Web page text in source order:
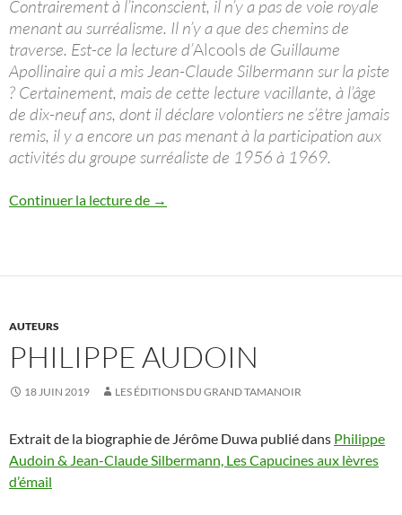
Contrairement à l’inconscient, il n’y a pas de voie royale
menant au surréalisme. Il n’y a que des chemins de
traverse. Est-ce la lecture d’Alcools de Guillaume
Apollinaire qui a mis Jean-Claude Silbermann sur la piste
? Certainement, mais de cette lecture vacillante, à l’âge
de dix-neuf ans, dont il déclare volontiers ne s’être jamais
remis, il y a encore un pas menant à la participation aux
activités du groupe surréaliste de 1956 à 1969.
Continuer la lecture de Jean-Claude Silbermann
→
AUTEURS
PHILIPPE AUDOIN
18 JUIN 2019 LES ÉDITIONS DU GRAND TAMANOIR
Extrait de la biographie de Jérôme Duwa publié dans Philippe
Audoin & Jean-Claude Silbermann, Les Capucines aux lèvres
d’émail